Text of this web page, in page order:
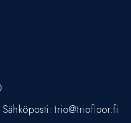
trio@triofloor.fi